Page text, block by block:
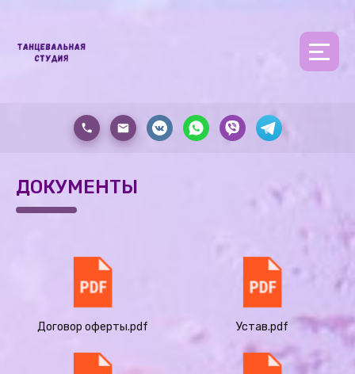
ДОКУМЕНТЫ
Договор оферты.pdf Устав.pdf